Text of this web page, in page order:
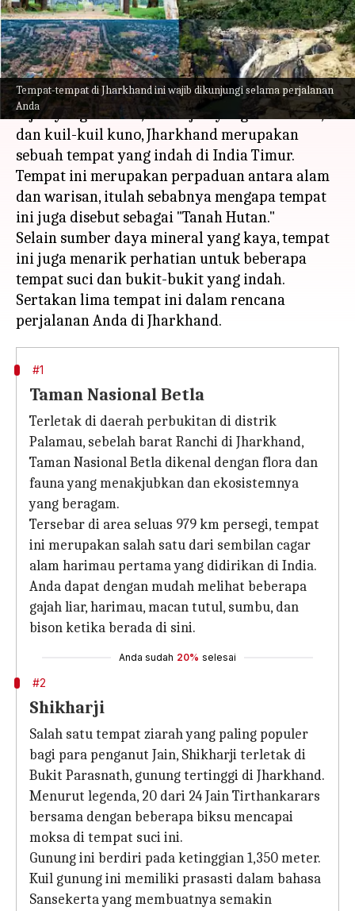
Tempat-tempat di Jharkhand ini wajib dikunjungi selama perjalanan
Anda
menulis Taufiq Al Jufri Jul 24, 2023 03:16 pm
Apa ceritanya
Terkenal dengan budaya kesukuannya, hutan
hijau yang rimbun, air terjun yang memancar,
dan kuil-kuil kuno, Jharkhand merupakan
sebuah tempat yang indah di India Timur.
Tempat ini merupakan perpaduan antara alam
dan warisan, itulah sebabnya mengapa tempat
ini juga disebut sebagai "Tanah Hutan."
Selain sumber daya mineral yang kaya, tempat
ini juga menarik perhatian untuk beberapa
tempat suci dan bukit-bukit yang indah.
Sertakan lima tempat ini dalam rencana
#1
Taman Nasional Betla
Terletak di daerah perbukitan di distrik
Palamau, sebelah barat Ranchi di Jharkhand,
Taman Nasional Betla dikenal dengan flora dan
fauna yang menakjubkan dan ekosistemnya
yang beragam.
Tersebar di area seluas 979 km persegi, tempat
ini merupakan salah satu dari sembilan cagar
alam harimau pertama yang didirikan di India.
Anda dapat dengan mudah melihat beberapa
gajah liar, harimau, macan tutul, sumbu, dan
bison ketika berada di sini.
Anda sudah 20% selesai
#2
Shikharji
Salah satu tempat ziarah yang paling populer
bagi para penganut Jain, Shikharji terletak di
Bukit Parasnath, gunung tertinggi di Jharkhand.
Menurut legenda, 20 dari 24 Jain Tirthankarars
bersama dengan beberapa biksu mencapai
moksa di tempat suci ini.
Gunung ini berdiri pada ketinggian 1,350 meter.
Kuil gunung ini memiliki prasasti dalam bahasa
Sansekerta yang membuatnya semakin